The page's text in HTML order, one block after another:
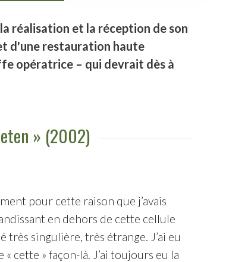
réalisation et la réception de son
d'une restauration haute
opératrice – qui devrait dès à
» (2002)
pour cette raison que j’avais
en dehors de cette cellule
très singulière, très étrange. J’ai eu
cette » façon-là. J’ai toujours eu la